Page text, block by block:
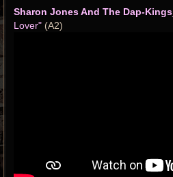
Sharon Jones And The Dap-Kings
Lover" (A2)